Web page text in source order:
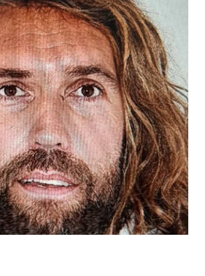
ή με τη Γραμμή του Πολίτη στον
1460.